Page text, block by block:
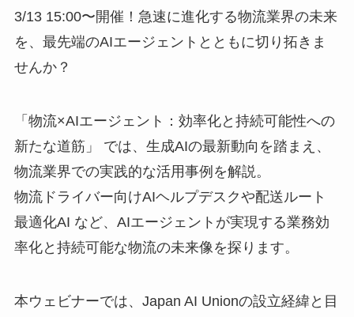
3/13 15:00〜開催！急速に進化する物流業界の未来
を、最先端のAIエージェントとともに切り拓きま
せんか？
「物流×AIエージェント：効率化と持続可能性への
新たな道筋」 では、生成AIの最新動向を踏まえ、
物流業界での実践的な活用事例を解説。
物流ドライバー向けAIヘルプデスクや配送ルート
最適化AI など、AIエージェントが実現する業務効
率化と持続可能な物流の未来像を探ります。
本ウェビナーでは、Japan AI Unionの設立経緯と目